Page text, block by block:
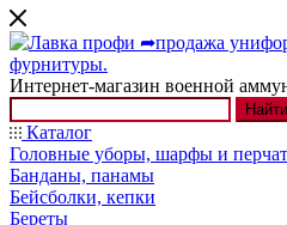
Интернет-магазин военной
Найти
Каталог
Головные уборы, шарфы и
Банданы, панамы
Бейсболки, кепки
Береты